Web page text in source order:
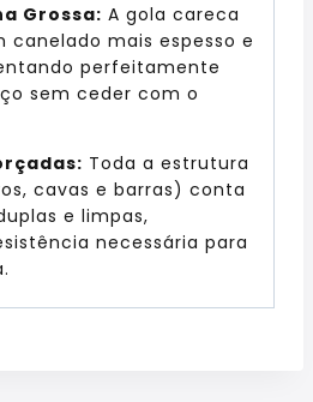
Grossa: A gola careca
mais espesso e
perfeitamente
sem ceder com o
Toda a estrutura
cavas e barras) conta
e limpas,
necessária para